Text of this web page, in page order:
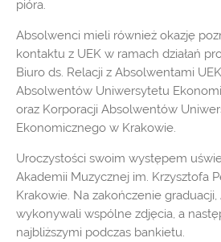
pióra.
Absolwenci mieli również okazję
kontaktu z UEK w ramach działań
Biuro ds. Relacji z Absolwentami
Absolwentów Uniwersytetu
oraz Korporacji Absolwentów
Ekonomicznego w Krakowie.
Uroczystości swoim występem
Akademii Muzycznej im. Krzysztofa
Krakowie. Na zakończenie
wykonywali wspólne zdjęcia, a
najbliższymi podczas bankietu.